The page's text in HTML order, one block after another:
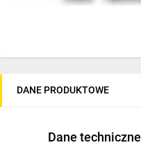
DANE PRODUKTOWE
Dane techniczne